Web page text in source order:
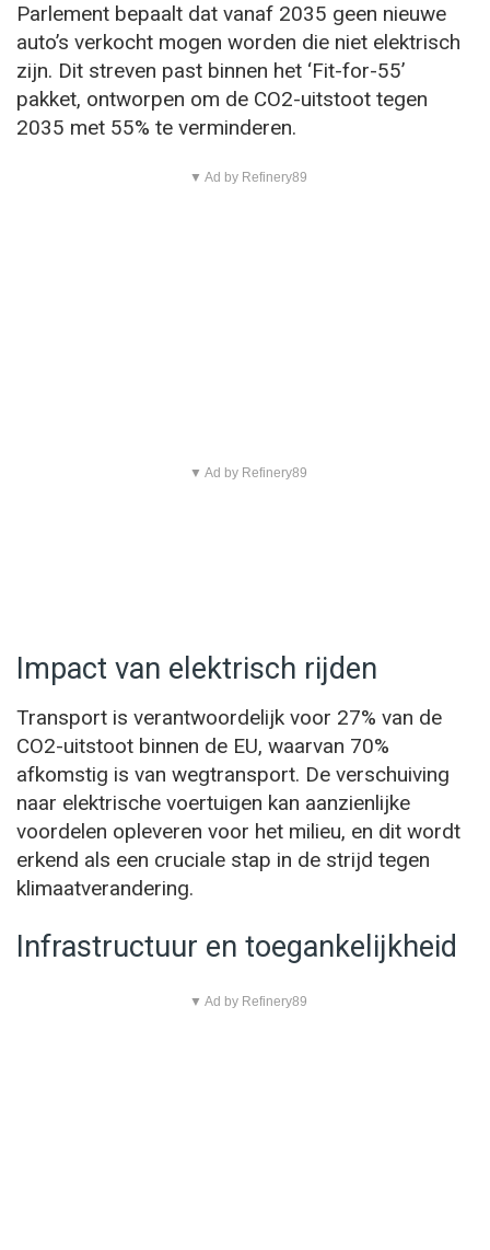
Parlement bepaalt dat vanaf 2035 geen nieuwe
auto’s verkocht mogen worden die niet elektrisch
zijn. Dit streven past binnen het ‘Fit-for-55’
pakket, ontworpen om de CO2-uitstoot tegen
2035 met 55% te verminderen.
▼ Ad by Refinery89
▼ Ad by Refinery89
Impact van elektrisch rijden
Transport is verantwoordelijk voor 27% van de
CO2-uitstoot binnen de EU, waarvan 70%
afkomstig is van wegtransport. De verschuiving
naar elektrische voertuigen kan aanzienlijke
voordelen opleveren voor het milieu, en dit wordt
erkend als een cruciale stap in de strijd tegen
klimaatverandering.
Infrastructuur en toegankelijkheid
▼ Ad by Refinery89